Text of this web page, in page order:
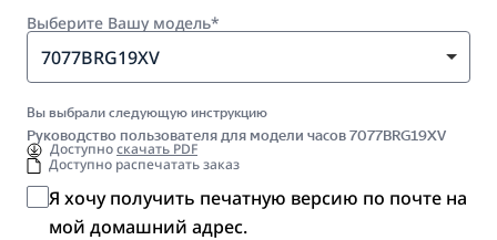
Выберите Вашу модель*
7077BRG19XV
Вы выбрали следующую инструкцию
Руководство пользователя для модели часов 7077BRG19XV
Доступноскачать PDF
Доступно распечатать заказ
Я хочу получить печатную версию по почте на
мой домашний адрес.